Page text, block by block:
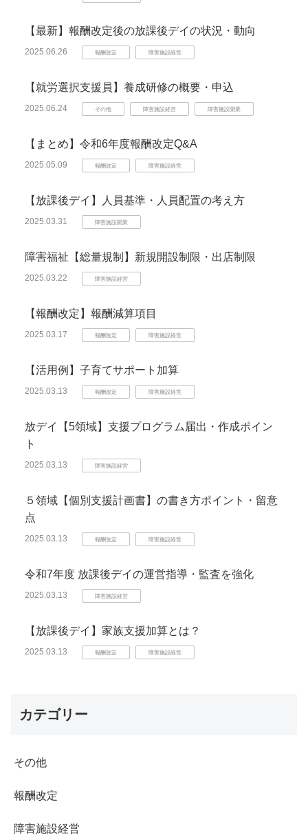
【最新】報酬改定後の放課後デイの状況・動向
2025.06.26 報酬改定 障害施設経営
【就労選択支援員】養成研修の概要・申込
2025.06.24 その他 障害施設経営 障害施設開業
【まとめ】令和6年度報酬改定Q&A
2025.05.09 報酬改定 障害施設経営
【放課後デイ】人員基準・人員配置の考え方
2025.03.31 障害施設開業
障害福祉【総量規制】新規開設制限・出店制限
2025.03.22 障害施設経営
【報酬改定】報酬減算項目
2025.03.17 報酬改定 障害施設経営
【活用例】子育てサポート加算
2025.03.13 報酬改定 障害施設経営
放デイ【5領域】支援プログラム届出・作成ポイン
ト
2025.03.13 障害施設経営
５領域【個別支援計画書】の書き方ポイント・留意
点
2025.03.13 報酬改定 障害施設経営
令和7年度 放課後デイの運営指導・監査を強化
2025.03.13 障害施設経営
【放課後デイ】家族支援加算とは？
2025.03.13 報酬改定 障害施設経営
カテゴリー
その他
報酬改定
障害施設経営